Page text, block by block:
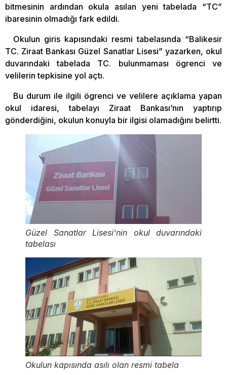
bitmesinin ardından okula asılan yeni tabelada “TC”
ibaresinin olmadığı fark edildi.
Okulun giris kapısındaki resmi tabelasında “Balikesir
TC. Ziraat Bankası Güzel Sanatlar Lisesi” yazarken, okul
duvarındaki tabelada TC. bulunmaması ögrenci ve
velilerin tepkisine yol açtı.
Bu durum ile ilgili ögrenci ve velilere açıklama yapan
okul idaresi, tabelayı Ziraat Bankası’nın yaptırıp
gönderdiğini, okulun konuyla bir ilgisi olamadığını belirtti.
Güzel Sanatlar Lisesi’nin okul duvarındaki
tabelası
Okulun kapısında asılı olan resmi tabela